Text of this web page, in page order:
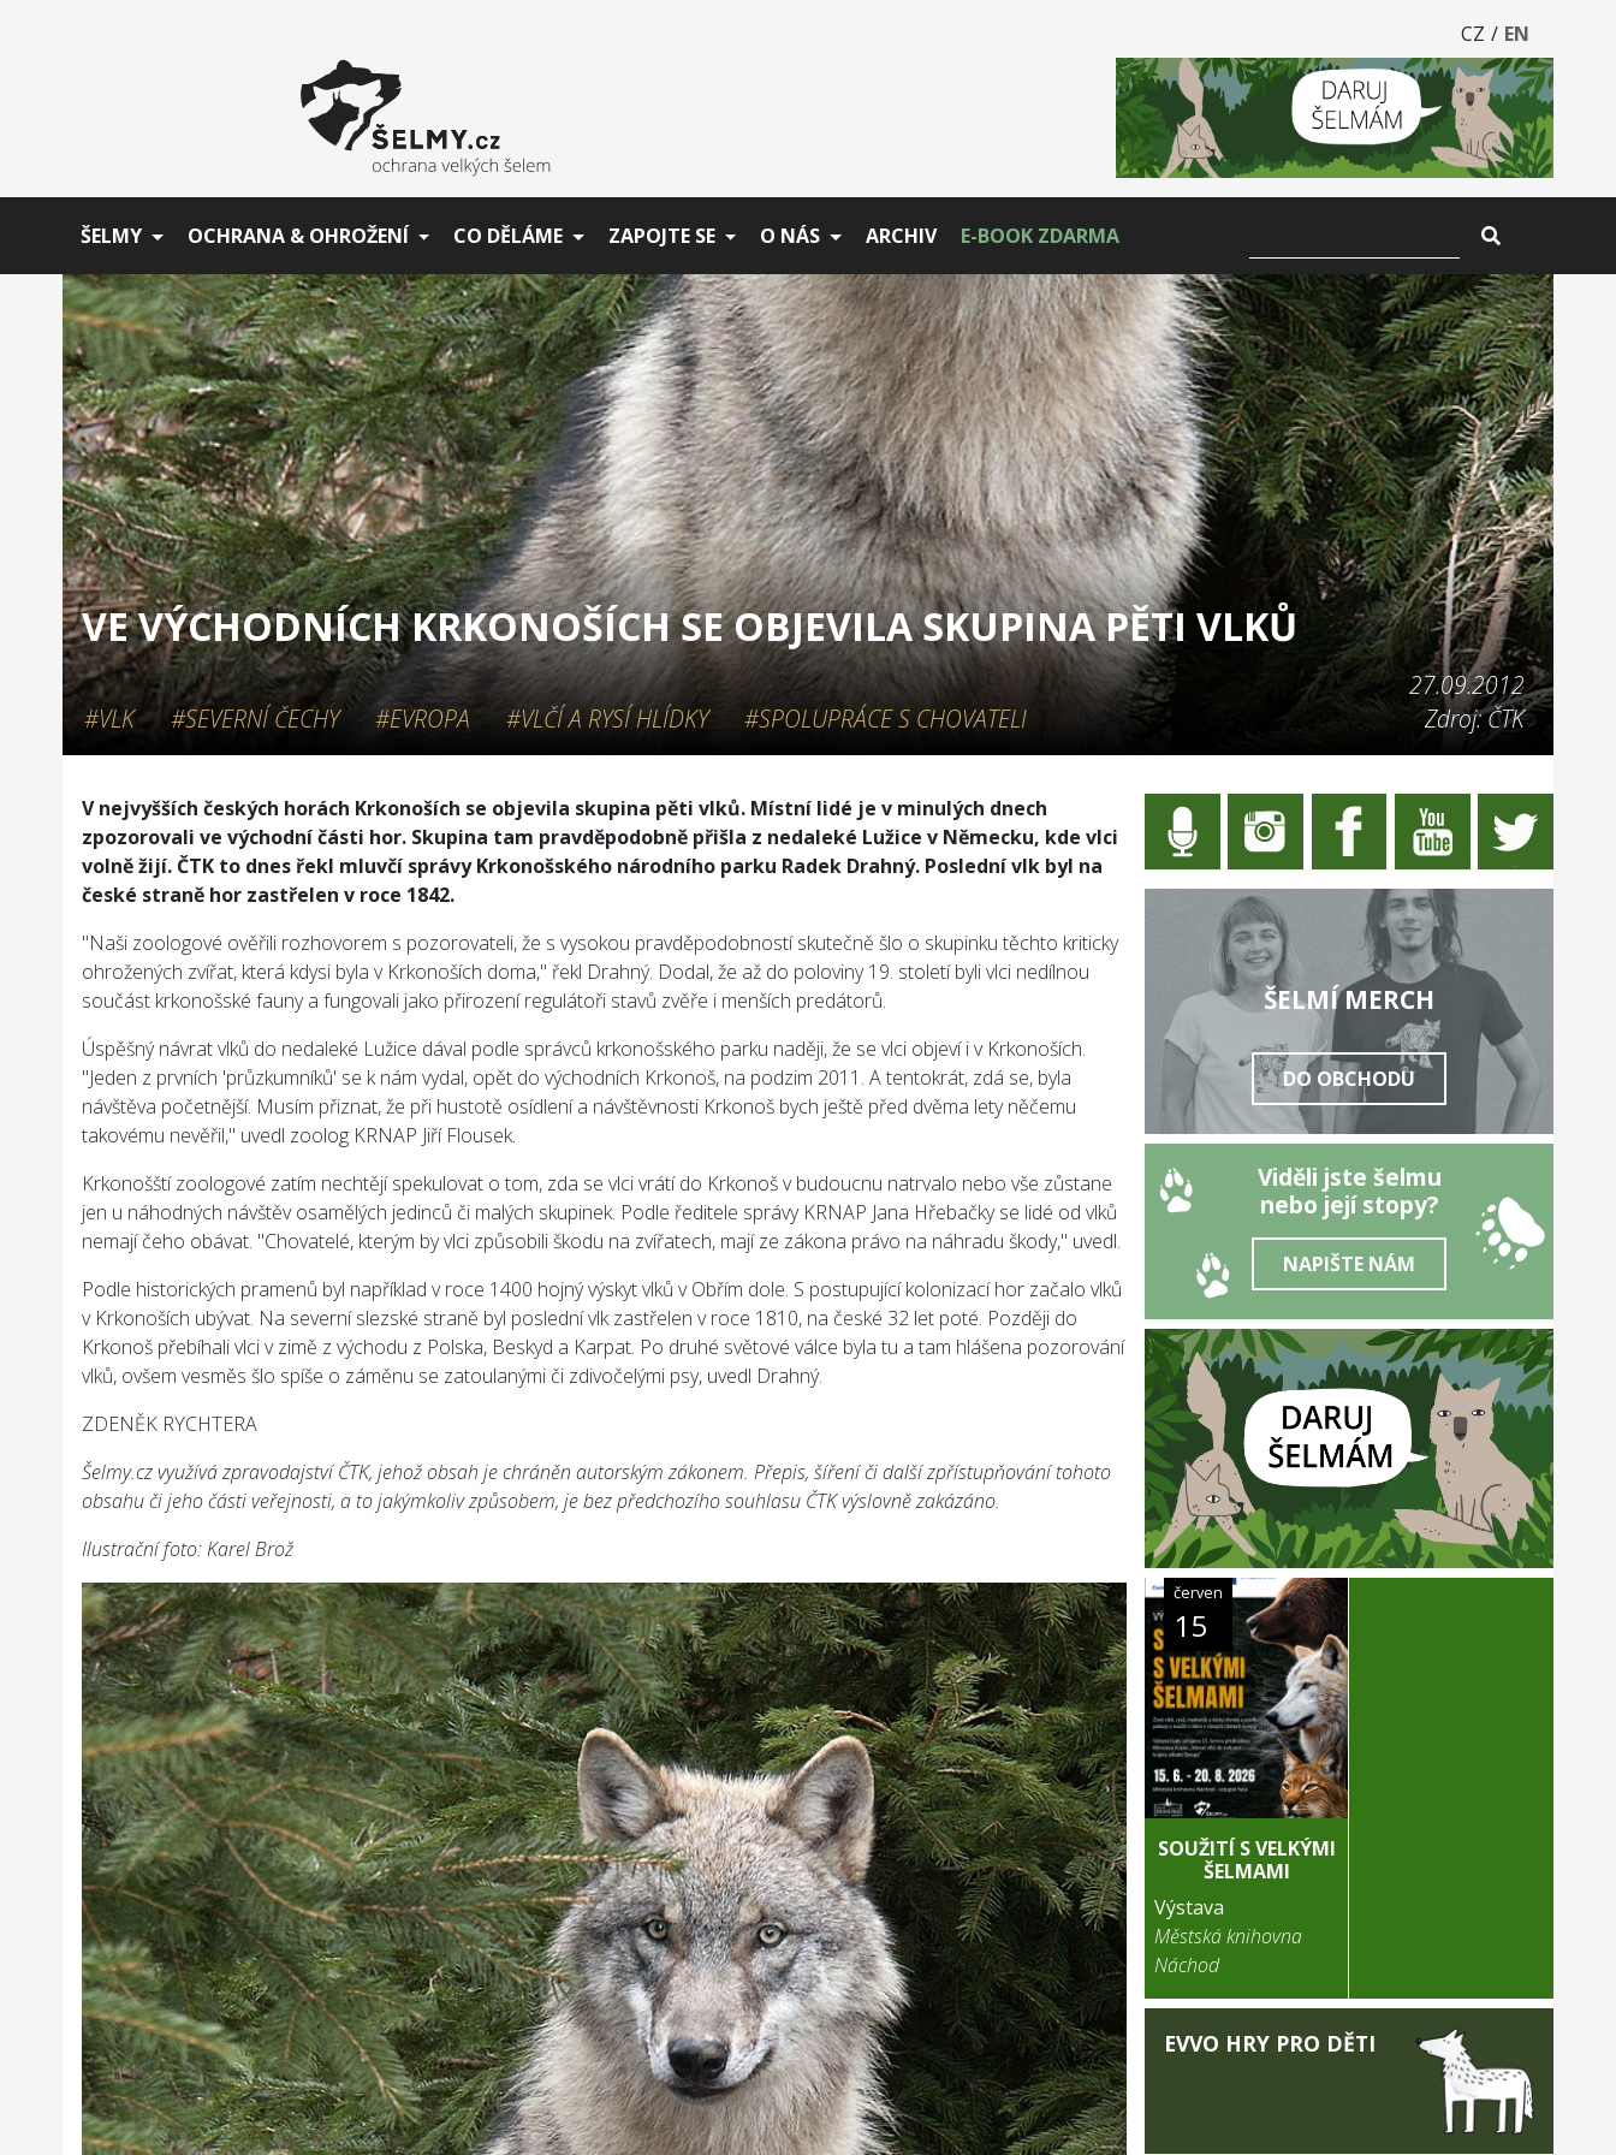
CZ / EN
ŠELMY OCHRANA & OHROŽENÍ CO DĚLÁME ZAPOJTE SE O NÁS ARCHIV E-BOOK ZDARMA
VE VÝCHODNÍCH KRKONOŠÍCH SE OBJEVILA SKUPINA PĚTI VLKŮ
#VLK #SEVERNÍ ČECHY #EVROPA #VLČÍ A RYSÍ HLÍDKY #SPOLUPRÁCE S CHOVATELI
27.09.2012
Zdroj: ČTK
V nejvyšších českých horách Krkonoších se objevila skupina pěti vlků. Místní lidé je v minulých dnech
zpozorovali ve východní části hor. Skupina tam pravděpodobně přišla z nedaleké Lužice v Německu, kde vlci
volně žijí. ČTK to dnes řekl mluvčí správy Krkonošského národního parku Radek Drahný. Poslední vlk byl na
české straně hor zastřelen v roce 1842.
"Naši zoologové ověřili rozhovorem s pozorovateli, že s vysokou pravděpodobností skutečně šlo o skupinku těchto kriticky
ohrožených zvířat, která kdysi byla v Krkonoších doma," řekl Drahný. Dodal, že až do poloviny 19. století byli vlci nedílnou
součást krkonošské fauny a fungovali jako přirození regulátoři stavů zvěře i menších predátorů.
Úspěšný návrat vlků do nedaleké Lužice dával podle správců krkonošského parku naději, že se vlci objeví i v Krkonoších.
"Jeden z prvních 'průzkumníků' se k nám vydal, opět do východních Krkonoš, na podzim 2011. A tentokrát, zdá se, byla
návštěva početnější. Musím přiznat, že při hustotě osídlení a návštěvnosti Krkonoš bych ještě před dvěma lety něčemu
takovému nevěřil," uvedl zoolog KRNAP Jiří Flousek.
Krkonošští zoologové zatím nechtějí spekulovat o tom, zda se vlci vrátí do Krkonoš v budoucnu natrvalo nebo vše zůstane
jen u náhodných návštěv osamělých jedinců či malých skupinek. Podle ředitele správy KRNAP Jana Hřebačky se lidé od vlků
nemají čeho obávat. "Chovatelé, kterým by vlci způsobili škodu na zvířatech, mají ze zákona právo na náhradu škody," uvedl.
Podle historických pramenů byl například v roce 1400 hojný výskyt vlků v Obřím dole. S postupující kolonizací hor začalo vlků
v Krkonoších ubývat. Na severní slezské straně byl poslední vlk zastřelen v roce 1810, na české 32 let poté. Později do
Krkonoš přebíhali vlci v zimě z východu z Polska, Beskyd a Karpat. Po druhé světové válce byla tu a tam hlášena pozorování
vlků, ovšem vesměs šlo spíše o záměnu se zatoulanými či zdivočelými psy, uvedl Drahný.
ZDENĚK RYCHTERA
Šelmy.cz využívá zpravodajství ČTK, jehož obsah je chráněn autorským zákonem. Přepis, šíření či další zpřístupňování tohoto
obsahu či jeho části veřejnosti, a to jakýmkoliv způsobem, je bez předchozího souhlasu ČTK výslovně zakázáno.
Ilustrační foto: Karel Brož
ŠELMÍ MERCH
DO OBCHODU
Viděli jste šelmu
nebo její stopy?
NAPIŠTE NÁM
červen
15
SOUŽITÍ S VELKÝMI
ŠELMAMI
Výstava
Městská knihovna
Náchod
EVVO HRY PRO DĚTI